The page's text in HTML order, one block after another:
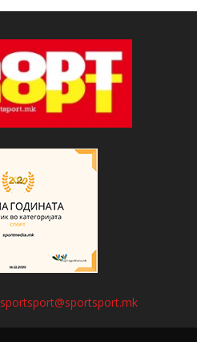
sportsport@sportsport.mk